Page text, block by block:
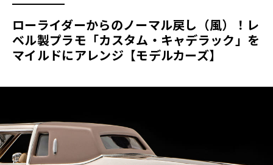
ローライダーからのノーマル戻し（風）！レ
ベル製プラモ「カスタム・キャデラック」を
マイルドにアレンジ【モデルカーズ】